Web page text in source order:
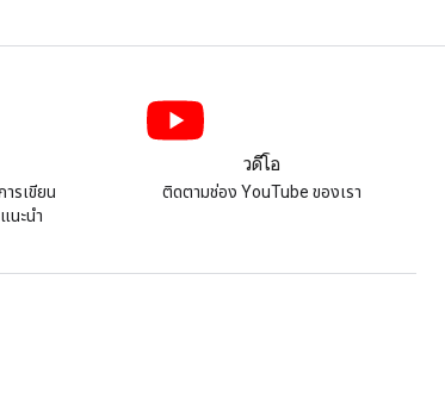
รเขียน
นะนํา
วิดีโอ
ติดตามช่อง YouTube ของเรา